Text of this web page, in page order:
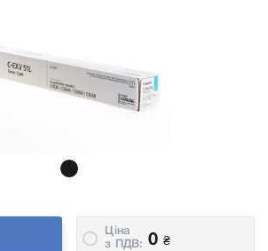
Ціна
з ПДВ:
0 ₴